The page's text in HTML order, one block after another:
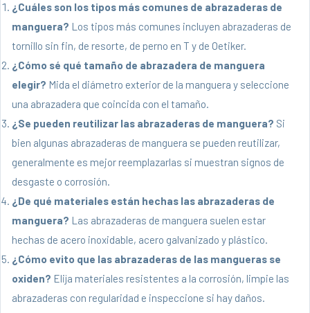
¿Cuáles son los tipos más comunes de abrazaderas de
manguera? Los tipos más comunes incluyen abrazaderas de
tornillo sin fin, de resorte, de perno en T y de Oetiker.
¿Cómo sé qué tamaño de abrazadera de manguera
elegir? Mida el diámetro exterior de la manguera y seleccione
una abrazadera que coincida con el tamaño.
¿Se pueden reutilizar las abrazaderas de manguera? Si
bien algunas abrazaderas de manguera se pueden reutilizar,
generalmente es mejor reemplazarlas si muestran signos de
desgaste o corrosión.
¿De qué materiales están hechas las abrazaderas de
manguera? Las abrazaderas de manguera suelen estar
hechas de acero inoxidable, acero galvanizado y plástico.
¿Cómo evito que las abrazaderas de las mangueras se
oxiden? Elija materiales resistentes a la corrosión, limpie las
abrazaderas con regularidad e inspeccione si hay daños.